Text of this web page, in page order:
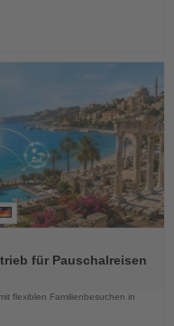
für Pauschalreisen
flexiblen Familienbesuchen in